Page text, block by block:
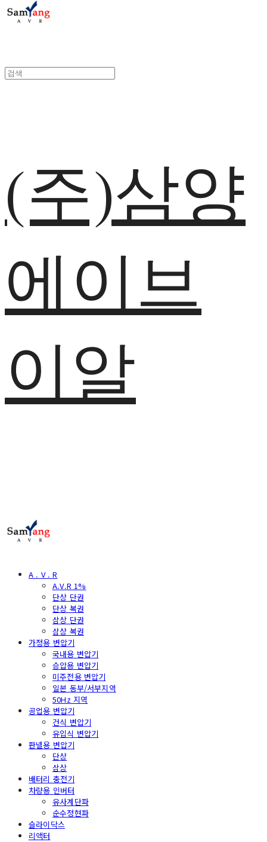
(주)삼양
에이브
이알
A . V . R
A.V.R 1%
단상 단권
단상 복권
삼상 단권
삼상 복권
가정용 변압기
국내용 변압기
승압용 변압기
미주전용 변압기
일본 동부/서부지역
50Hz 지역
공업용 변압기
건식 변압기
유입식 변압기
판넬용 변압기
단상
삼상
배터리 충전기
차량용 인버터
유사계단파
순수정현파
슬라이닥스
리액터